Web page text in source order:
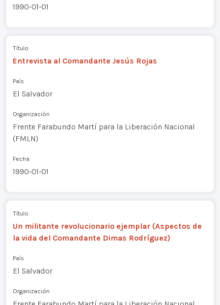
1990-01-01
Título
Entrevista al Comandante Jesús Rojas
País
El Salvador
Organización
Frente Farabundo Martí para la Liberación Nacional
(FMLN)
Fecha
1990-01-01
Título
Un militante revolucionario ejemplar (Aspectos de
la vida del Comandante Dimas Rodríguez)
País
El Salvador
Organización